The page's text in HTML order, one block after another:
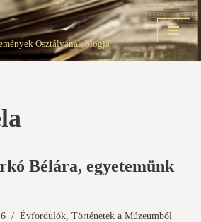
Osztályának blogja
Bélára, egyetemünk
Évfordulók, Történetek a Múzeumból